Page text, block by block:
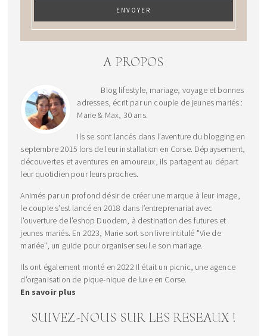
A PROPOS
Blog lifestyle, mariage, voyage et bonnes
adresses, écrit par un couple de jeunes mariés :
Marie & Max, 30 ans.
Ils se sont lancés dans l'aventure du blogging en
septembre 2015 lors de leur installation en Corse. Dépaysement,
découvertes et aventures en amoureux, ils partagent au départ
leur quotidien pour leurs proches.
Animés par un profond désir de créer une marque à leur image,
le couple s’est lancé en 2018 dans l’entreprenariat avec
l'ouverture de l'eshop Duodem, à destination des futures et
jeunes mariés. En 2023, Marie sort son livre intitulé "Vie de
mariée", un guide pour organiser seul.e son mariage.
Ils ont également monté en 2022 Il était un picnic, une agence
d'organisation de pique-nique de luxe en Corse.
En savoir plus
SUIVEZ-NOUS SUR LES RESEAUX !